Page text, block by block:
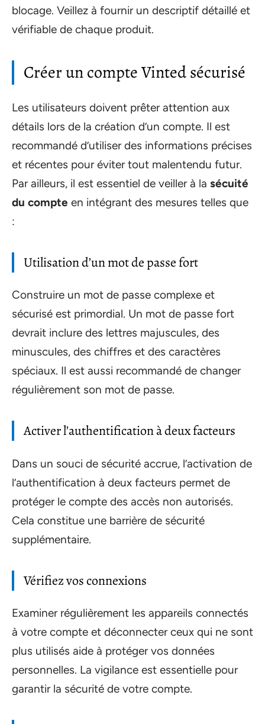
blocage. Veillez à fournir un descriptif détaillé et
vérifiable de chaque produit.
Créer un compte Vinted sécurisé
Les utilisateurs doivent prêter attention aux
détails lors de la création d’un compte. Il est
recommandé d’utiliser des informations précises
et récentes pour éviter tout malentendu futur.
Par ailleurs, il est essentiel de veiller à la sécuité
du compte en intégrant des mesures telles que
:
Utilisation d’un mot de passe fort
Construire un mot de passe complexe et
sécurisé est primordial. Un mot de passe fort
devrait inclure des lettres majuscules, des
minuscules, des chiffres et des caractères
spéciaux. Il est aussi recommandé de changer
régulièrement son mot de passe.
Activer l’authentification à deux facteurs
Dans un souci de sécurité accrue, l’activation de
l’authentification à deux facteurs permet de
protéger le compte des accès non autorisés.
Cela constitue une barrière de sécurité
supplémentaire.
Vérifiez vos connexions
Examiner régulièrement les appareils connectés
à votre compte et déconnecter ceux qui ne sont
plus utilisés aide à protéger vos données
personnelles. La vigilance est essentielle pour
garantir la sécurité de votre compte.